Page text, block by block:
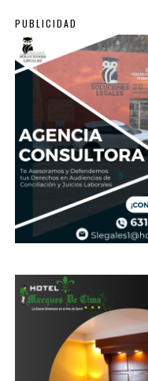
PUBLICIDAD